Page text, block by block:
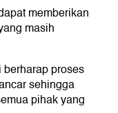
memberikan
masih
proses
sehingga
pihak yang